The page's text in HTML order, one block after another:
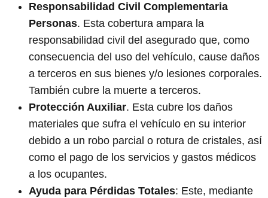
Responsabilidad Civil Complementaria
Personas. Esta cobertura ampara la
responsabilidad civil del asegurado que, como
consecuencia del uso del vehículo, cause daños
a terceros en sus bienes y/o lesiones corporales.
También cubre la muerte a terceros.
Protección Auxiliar. Esta cubre los daños
materiales que sufra el vehículo en su interior
debido a un robo parcial o rotura de cristales, así
como el pago de los servicios y gastos médicos
a los ocupantes.
Ayuda para Pérdidas Totales: Este, mediante